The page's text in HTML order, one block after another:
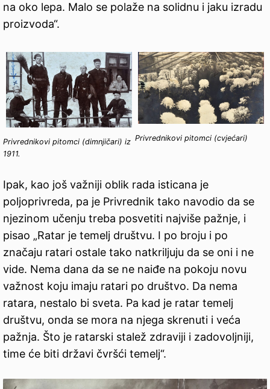
na oko lepa. Malo se polaže na solidnu i jaku izradu
proizvoda“.
Privrednikovi pitomci (dimnjičari) iz
1911.
Privrednikovi pitomci (cvjećari)
Ipak, kao još važniji oblik rada isticana je
poljoprivreda, pa je Privrednik tako navodio da se
njezinom učenju treba posvetiti najviše pažnje, i
pisao „Ratar je temelj društvu. I po broju i po
značaju ratari ostale tako natkriljuju da se oni i ne
vide. Nema dana da se ne naiđe na pokoju novu
važnost koju imaju ratari po društvo. Da nema
ratara, nestalo bi sveta. Pa kad je ratar temelj
društvu, onda se mora na njega skrenuti i veća
pažnja. Što je ratarski stalež zdraviji i zadovoljniji,
time će biti državi čvršći temelj“.